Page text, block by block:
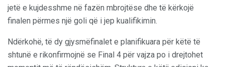
jetë e kujdesshme në fazën mbrojtëse dhe të kërkojë
finalen përmes një goli që i jep kualifikimin.
Ndërkohë, të dy gjysmëfinalet e planifikuara për këtë të
shtunë e rikonfirmojnë se Final 4 për vajza po i drejtohet